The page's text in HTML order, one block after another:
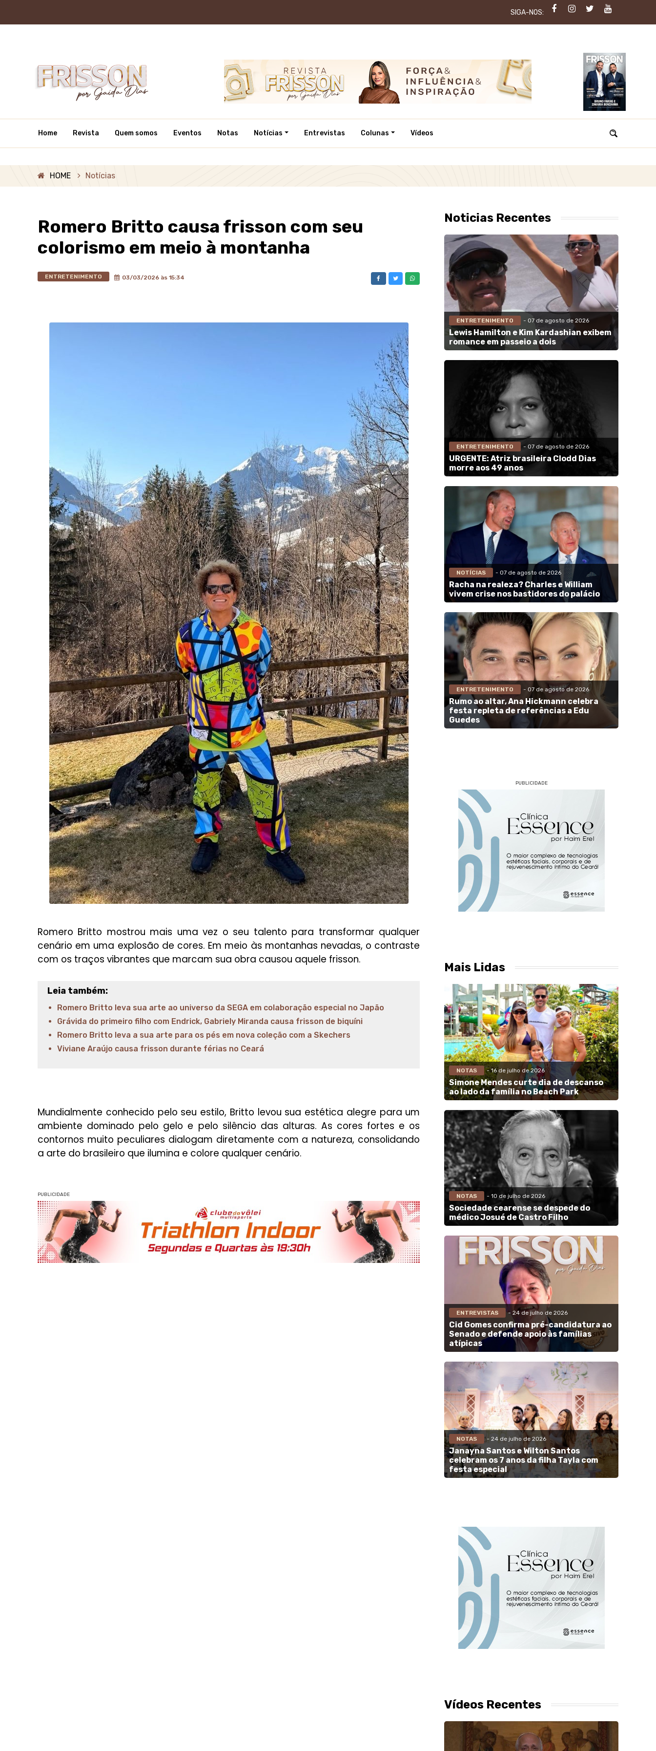
SIGA-NOS:
Home Revista Quem somos Eventos Notas Notícias Entrevistas Colunas Vídeos
HOME Notícias
Romero Britto causa frisson com seu
colorismo em meio à montanha
ENTRETENIMENTO 03/03/2026 às 15:34
Romero Britto mostrou mais uma vez o seu talento para transformar qualquer
cenário em uma explosão de cores. Em meio às montanhas nevadas, o contraste
com os traços vibrantes que marcam sua obra causou aquele frisson.
Leia também:
Romero Britto leva sua arte ao universo da SEGA em colaboração especial no Japão
Grávida do primeiro filho com Endrick, Gabriely Miranda causa frisson de biquíni
Romero Britto leva a sua arte para os pés em nova coleção com a Skechers
Viviane Araújo causa frisson durante férias no Ceará
Mundialmente conhecido pelo seu estilo, Britto levou sua estética alegre para um
ambiente dominado pelo gelo e pelo silêncio das alturas. As cores fortes e os
contornos muito peculiares dialogam diretamente com a natureza, consolidando
a arte do brasileiro que ilumina e colore qualquer cenário.
PUBLICIDADE
Noticias Recentes
ENTRETENIMENTO - 07 de agosto de 2026
Lewis Hamilton e Kim Kardashian exibem
romance em passeio a dois
ENTRETENIMENTO - 07 de agosto de 2026
URGENTE: Atriz brasileira Clodd Dias
morre aos 49 anos
NOTÍCIAS - 07 de agosto de 2026
Racha na realeza? Charles e William
vivem crise nos bastidores do palácio
ENTRETENIMENTO - 07 de agosto de 2026
Rumo ao altar, Ana Hickmann celebra
festa repleta de referências a Edu
Guedes
PUBLICIDADE
Mais Lidas
NOTAS - 16 de julho de 2026
Simone Mendes curte dia de descanso
ao lado da família no Beach Park
NOTAS - 10 de julho de 2026
Sociedade cearense se despede do
médico Josué de Castro Filho
ENTREVISTAS - 24 de julho de 2026
Cid Gomes confirma pré-candidatura ao
Senado e defende apoio às famílias
atípicas
NOTAS - 24 de julho de 2026
Janayna Santos e Wilton Santos
celebram os 7 anos da filha Tayla com
festa especial
Vídeos Recentes